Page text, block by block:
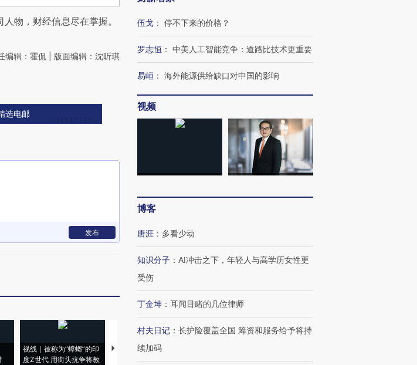
物，财经信息尽在掌握。
编辑：霍侃 | 版面编辑：沈昕琪
选电邮
发布
视线｜被称为“蟑螂”的印
度Z世代 用街头抗争将教
视线｜“入侵”还是“人道危
机”？难民潮撕裂西班牙
128毫米 紧急转移近
雨 3小时累计雨量超80毫
伍戈 ： 停不下来的价格？
罗志恒 ： 中美人工智能竞争：道路比技术更重要
易峘 ： 海外能源供给缺口对中国的影响
视频
博客
唐涯 ： 多看少动
知识分子 ： AI冲击之下，年轻人与高学历女性更
受伤
丁金坤 ： 耳闻目睹的几位律师
村夫日记 ： 长护险覆盖全国 筹资和服务给予将持
续加码